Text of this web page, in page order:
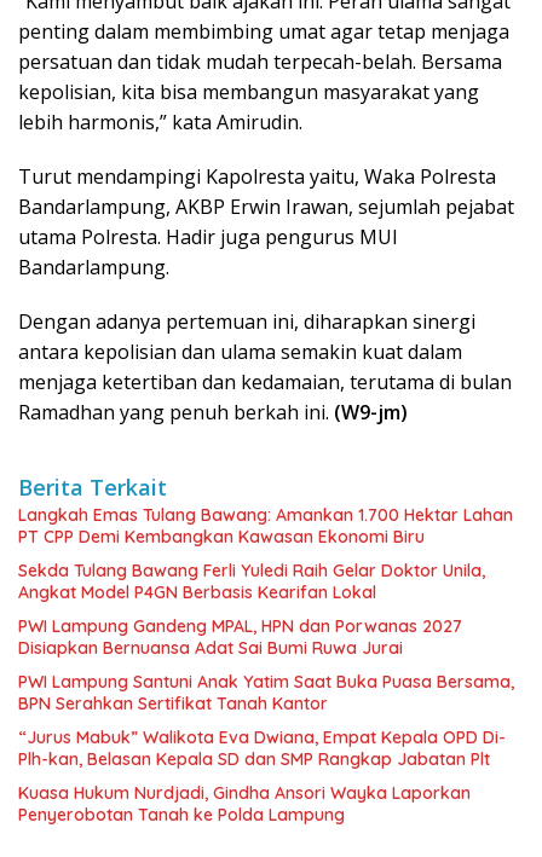
penting dalam membimbing umat agar tetap menjaga
persatuan dan tidak mudah terpecah-belah. Bersama
kepolisian, kita bisa membangun masyarakat yang
lebih harmonis,” kata Amirudin.
Turut mendampingi Kapolresta yaitu, Waka Polresta
Bandarlampung, AKBP Erwin Irawan, sejumlah pejabat
utama Polresta. Hadir juga pengurus MUI
Bandarlampung.
Dengan adanya pertemuan ini, diharapkan sinergi
antara kepolisian dan ulama semakin kuat dalam
menjaga ketertiban dan kedamaian, terutama di bulan
Ramadhan yang penuh berkah ini. (W9-jm)
Berita Terkait
Langkah Emas Tulang Bawang: Amankan 1.700 Hektar Lahan
PT CPP Demi Kembangkan Kawasan Ekonomi Biru
Sekda Tulang Bawang Ferli Yuledi Raih Gelar Doktor Unila,
Angkat Model P4GN Berbasis Kearifan Lokal
PWI Lampung Gandeng MPAL, HPN dan Porwanas 2027
Disiapkan Bernuansa Adat Sai Bumi Ruwa Jurai
PWI Lampung Santuni Anak Yatim Saat Buka Puasa Bersama,
BPN Serahkan Sertifikat Tanah Kantor
“Jurus Mabuk” Walikota Eva Dwiana, Empat Kepala OPD Di-
Plh-kan, Belasan Kepala SD dan SMP Rangkap Jabatan Plt
Kuasa Hukum Nurdjadi, Gindha Ansori Wayka Laporkan
Penyerobotan Tanah ke Polda Lampung